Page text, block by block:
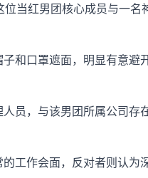
当红男团核心成员与一
和口罩遮面，明显有意
员，与该男团所属公司
工作会面，反对者则认